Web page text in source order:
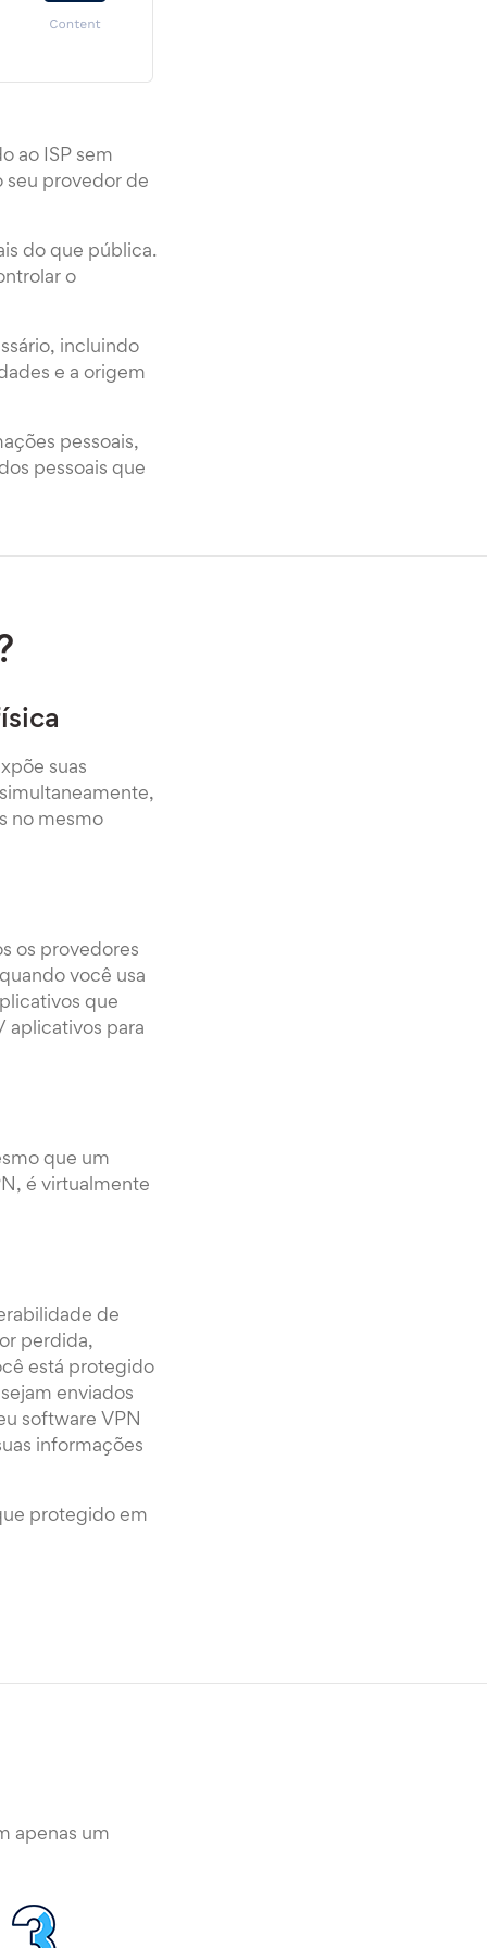
ao ISP sem
seu provedor de
do que pública.
o
incluindo
e a origem
pessoais,
pessoais que
suas
no mesmo
os provedores
você usa
que
aplicativos para
que um
é virtualmente
de
perdida,
está protegido
enviados
software VPN
informações
protegido em
apenas um